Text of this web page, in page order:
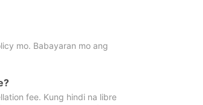
mo. Babayaran mo ang
fee. Kung hindi na libre